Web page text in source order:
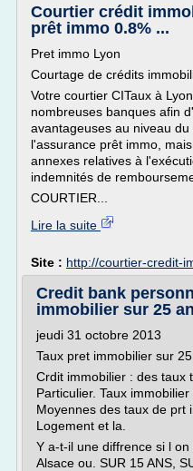
Courtier crédit
prêt immo 0.8% ...
Pret immo Lyon
Courtage de crédits
Votre courtier CITaux à
nombreuses banques afin
avantageuses au niveau
l'assurance prêt immo,
annexes relatives à
indemnités de
COURTIER...
Lire la suite
Site : http://courtier-credit-
Credit bank
immobilier sur 25
jeudi 31 octobre 2013
Taux pret immobilier sur
Crdit immobilier : des taux
Particulier. Taux
Moyennes des taux de prt
Logement et la.
Y a-t-il une diffrence si l
Alsace ou. SUR 15 ANS,